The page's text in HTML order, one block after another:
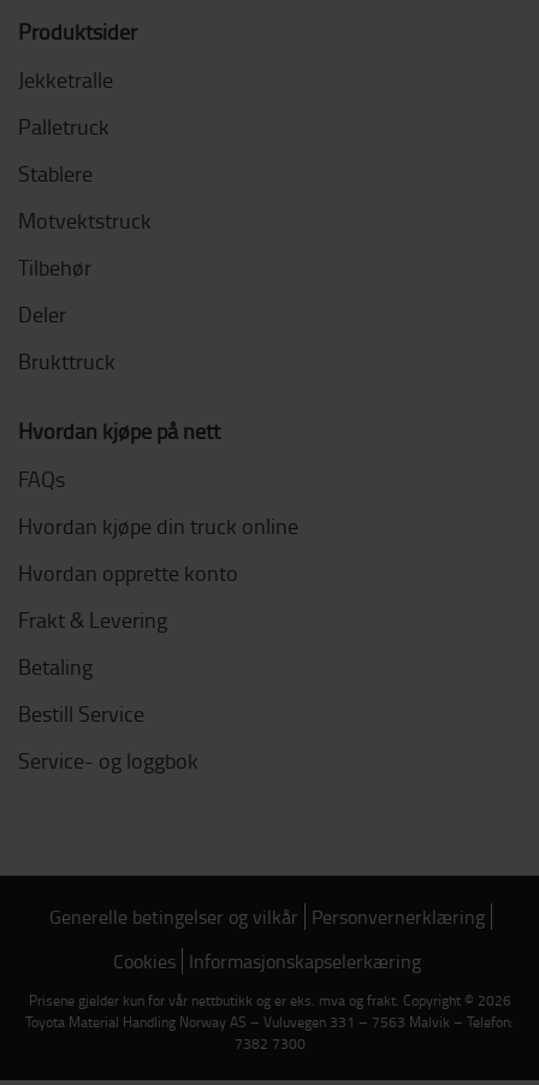
Produktsider
Jekketralle
Palletruck
Stablere
Motvektstruck
Tilbehør
Deler
Brukttruck
Hvordan kjøpe på nett
FAQs
Hvordan kjøpe din truck online
Hvordan opprette konto
Frakt & Levering
Betaling
Bestill Service
Service- og loggbok
Generelle betingelser og vilkår Personvernerklæring
Cookies Informasjonskapselerkæring
Prisene gjelder kun for vår nettbutikk og er eks. mva og frakt. Copyright © 2026
Toyota Material Handling Norway AS – Vuluvegen 331 – 7563 Malvik – Telefon:
7382 7300